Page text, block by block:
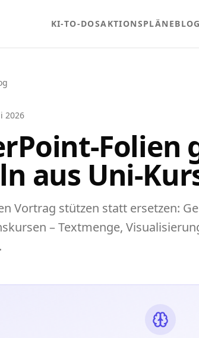
KI-TO-DOSAKTIONSPLÄNEBLOG
2026
Folien
aus Uni-
Vortrag stützen statt ersetzen:
– Textmenge,